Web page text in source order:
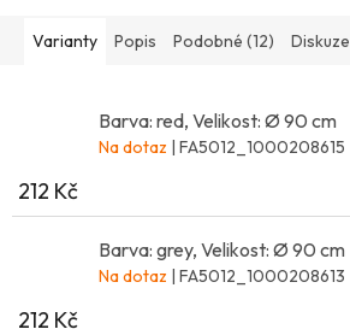
Varianty Popis Podobné (12) Diskuze
Barva: red, Velikost: Ø 90 cm
Na dotaz | FA5012_1000208615
212 Kč
Barva: grey, Velikost: Ø 90 cm
Na dotaz | FA5012_1000208613
212 Kč